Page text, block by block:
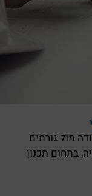
מול גורמים
בתחום תכנון